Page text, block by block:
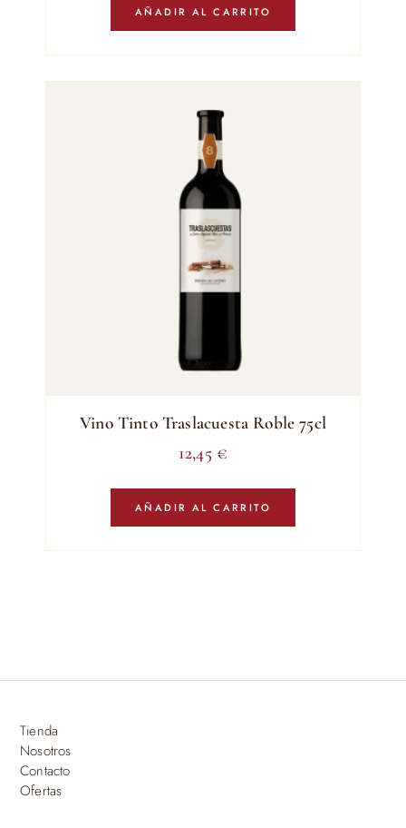
AÑADIR AL CARRITO
Vino Tinto Traslacuesta Roble 75cl
12,45 €
AÑADIR AL CARRITO
Tienda
Nosotros
Contacto
Ofertas